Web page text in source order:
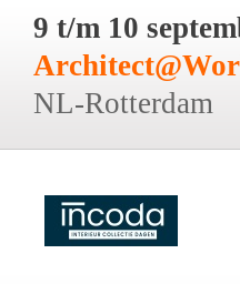
9 t/m 10
NL-Rotterdam